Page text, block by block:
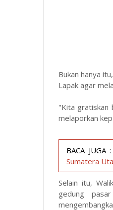
Bukan hanya
Lapak agar
"Kita gratiskan
melaporkan
BACA JUGA :
Sumatera
Selain itu,
gedung